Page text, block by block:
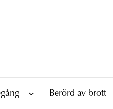
Berörd av brott